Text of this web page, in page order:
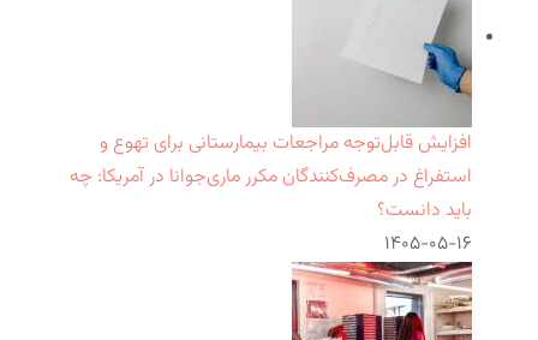
افزایش قابل‌توجه مراجعات بیمارستانی برای تهوع و
استفراغ در مصرف‌کنندگان مکرر ماری‌جوانا در آمریکا: چه
باید دانست؟
۱۴۰۵-۰۵-۱۶